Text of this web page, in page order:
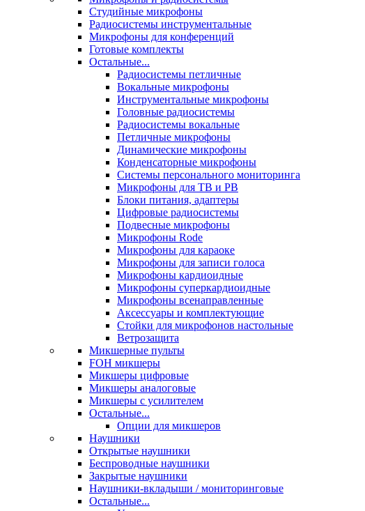
Студийные микрофоны
Радиосистемы инструментальные
Микрофоны для конференций
Готовые комплекты
Остальные...
Радиосистемы петличные
Вокальные микрофоны
Инструментальные микрофоны
Головные радиосистемы
Радиосистемы вокальные
Петличные микрофоны
Динамические микрофоны
Конденсаторные микрофоны
Системы персонального мониторинга
Микрофоны для ТВ и РВ
Блоки питания, адаптеры
Цифровые радиосистемы
Подвесные микрофоны
Микрофоны Rode
Микрофоны для караоке
Микрофоны для записи голоса
Микрофоны кардиоидные
Микрофоны суперкардиоидные
Микрофоны всенаправленные
Аксессуары и комплектующие
Стойки для микрофонов настольные
Ветрозащита
Микшерные пульты
FOH микшеры
Микшеры цифровые
Микшеры аналоговые
Микшеры с усилителем
Остальные...
Опции для микшеров
Наушники
Открытые наушники
Беспроводные наушники
Закрытые наушники
Наушники-вкладыши / мониторинговые
Остальные...